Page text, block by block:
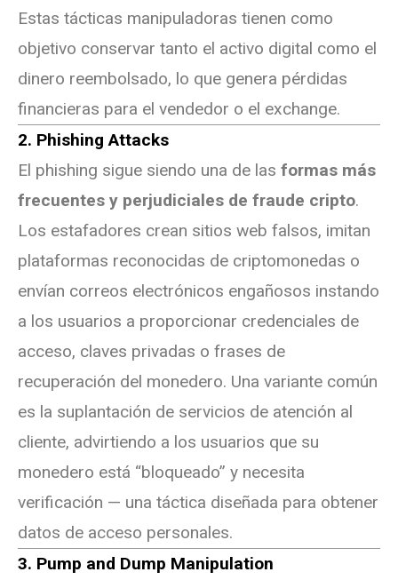
Estas tácticas manipuladoras tienen como
objetivo conservar tanto el activo digital como el
dinero reembolsado, lo que genera pérdidas
financieras para el vendedor o el exchange.
2. Phishing Attacks
El phishing sigue siendo una de las formas más
frecuentes y perjudiciales de fraude cripto.
Los estafadores crean sitios web falsos, imitan
plataformas reconocidas de criptomonedas o
envían correos electrónicos engañosos instando
a los usuarios a proporcionar credenciales de
acceso, claves privadas o frases de
recuperación del monedero. Una variante común
es la suplantación de servicios de atención al
cliente, advirtiendo a los usuarios que su
monedero está “bloqueado” y necesita
verificación — una táctica diseñada para obtener
datos de acceso personales.
3. Pump and Dump Manipulation